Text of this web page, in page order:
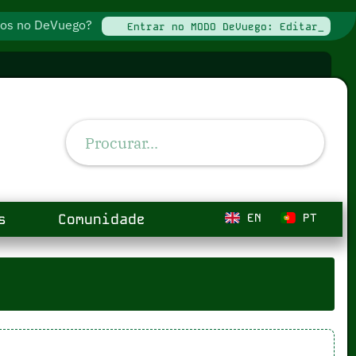
no DeVuego? Entrar no MODO DeVuego: Editar_
Comunidade PT
EN